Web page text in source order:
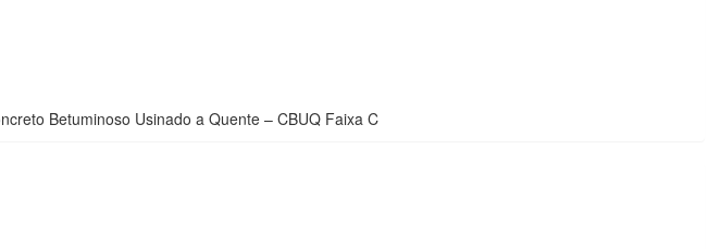
Betuminoso Usinado a Quente – CBUQ Faixa C